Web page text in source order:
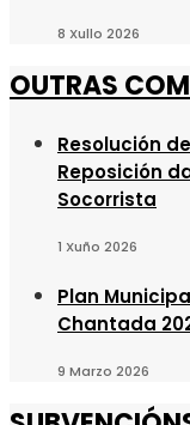
8 Xullo 2026
OUTRAS
Resolución
Reposición
Socorrista
1 Xuño 2026
Plan
Chantada
9 Marzo 2026